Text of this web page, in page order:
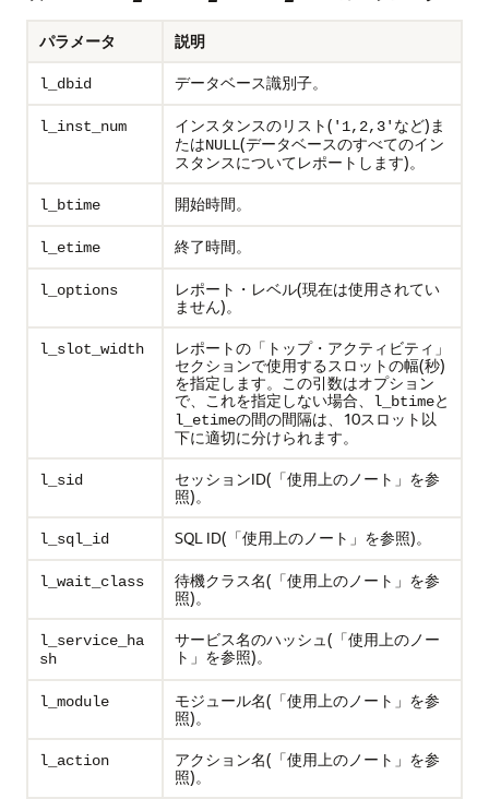
パラメータ 説明
l_dbid データベース識別子。
l_inst_num インスタンスのリスト( '1,2,3' など)ま
たはNULL(データベースのすべてのイン
スタンスについてレポートします)。
l_btime 開始時間。
l_etime 終了時間。
l_options
レポート・レベル(現在は使用されてい
ません)。
l_slot_width
レポートの「トップ・アクティビティ」
セクションで使用するスロットの幅(秒)
を指定します。この引数はオプション
で、これを指定しない場合、
l_btimeと
l_etimeの間の間隔は、10スロット以
下に適切に分けられます。
l_sid
セッションID(「使用上のノート」を参
照)。
l_sql_id SQL ID(「使用上のノート」を参照)。
l_wait_class
待機クラス名(「使用上のノート」を参
照)。
l_service_ha
sh
サービス名のハッシュ(「使用上のノー
ト」を参照)。
l_module
モジュール名(「使用上のノート」を参
照)。
l_action
アクション名(「使用上のノート」を参
照)。